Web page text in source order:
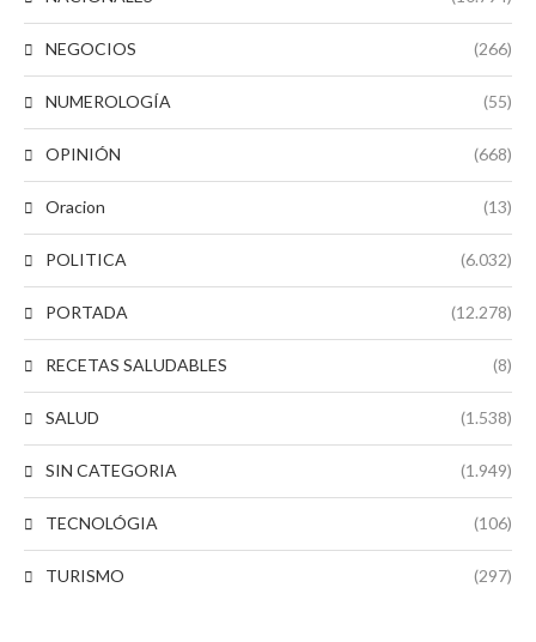
NEGOCIOS (266)
NUMEROLOGÍA (55)
OPINIÓN (668)
Oracion (13)
POLITICA (6.032)
PORTADA (12.278)
RECETAS SALUDABLES (8)
SALUD (1.538)
SIN CATEGORIA (1.949)
TECNOLÓGIA (106)
TURISMO (297)